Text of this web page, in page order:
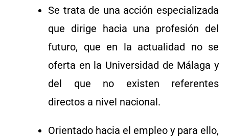
Se trata de una acción especializada
que dirige hacia una profesión del
futuro, que en la actualidad no se
oferta en la Universidad de Málaga y
del que no existen referentes
directos a nivel nacional.
Orientado hacia el empleo y para ello,